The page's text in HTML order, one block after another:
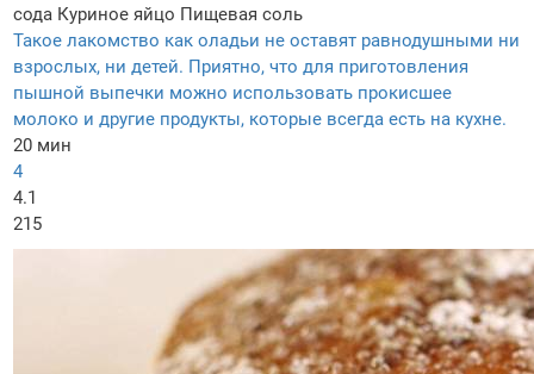
сода Куриное яйцо Пищевая соль
Такое лакомство как оладьи не оставят равнодушными ни
взрослых, ни детей. Приятно, что для приготовления
пышной выпечки можно использовать прокисшее
молоко и другие продукты, которые всегда есть на кухне.
20 мин
4
4.1
215